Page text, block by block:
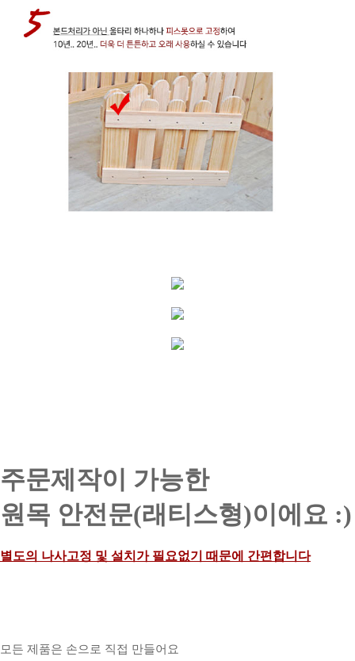
주문제작이 가능한
원목 안전문(래티스형)이에요 :)
별도의 나사고정 및 설치가 필요없기 때문에 간편합니다
모든 제품은 손으로 직접 만들어요